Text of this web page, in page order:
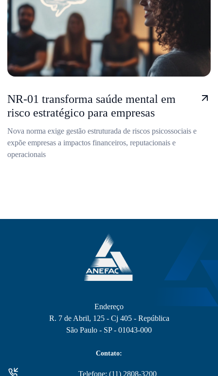
NR-01 transforma saúde mental em
risco estratégico para empresas
Nova norma exige gestão estruturada de riscos psicossociais e
expõe empresas a impactos financeiros, reputacionais e
operacionais
Endereço
R. 7 de Abril, 125 - Cj 405 - República
São Paulo - SP - 01043-000
Contato:
Telefone: (11) 2808-3200